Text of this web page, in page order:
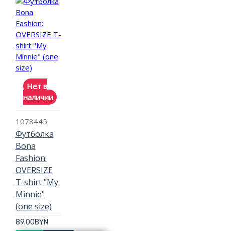
Нет в
наличии
1078445
Футболка
Bona
Fashion:
OVERSIZE
T-shirt "My
Minnie"
(one size)
89.00BYN